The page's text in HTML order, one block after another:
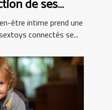
de ses
être intime prend une
connectés se...